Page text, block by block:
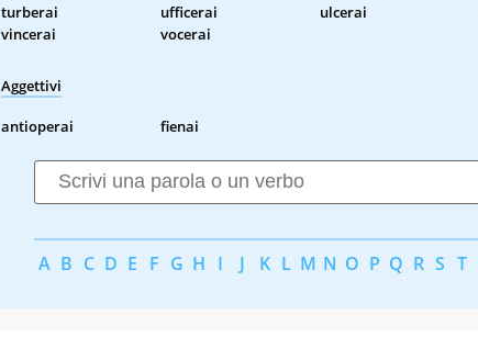
turberai
ufficerai ulcerai
vincerai
vocerai
Aggettivi
antioperai fienai
A B C D E F G H I J K L M N O P Q R S T